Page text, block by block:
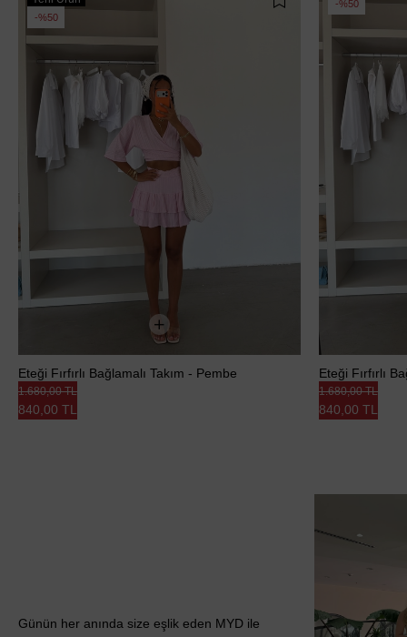
%50
Eteği Fırfırlı Bağlamalı Takım - Pembe
840,00 TL
1.680,00 TL
%50
Eteği Fırfırlı
840,00 TL
1.680,00 TL
Günün her anında size eşlik eden MYD ile